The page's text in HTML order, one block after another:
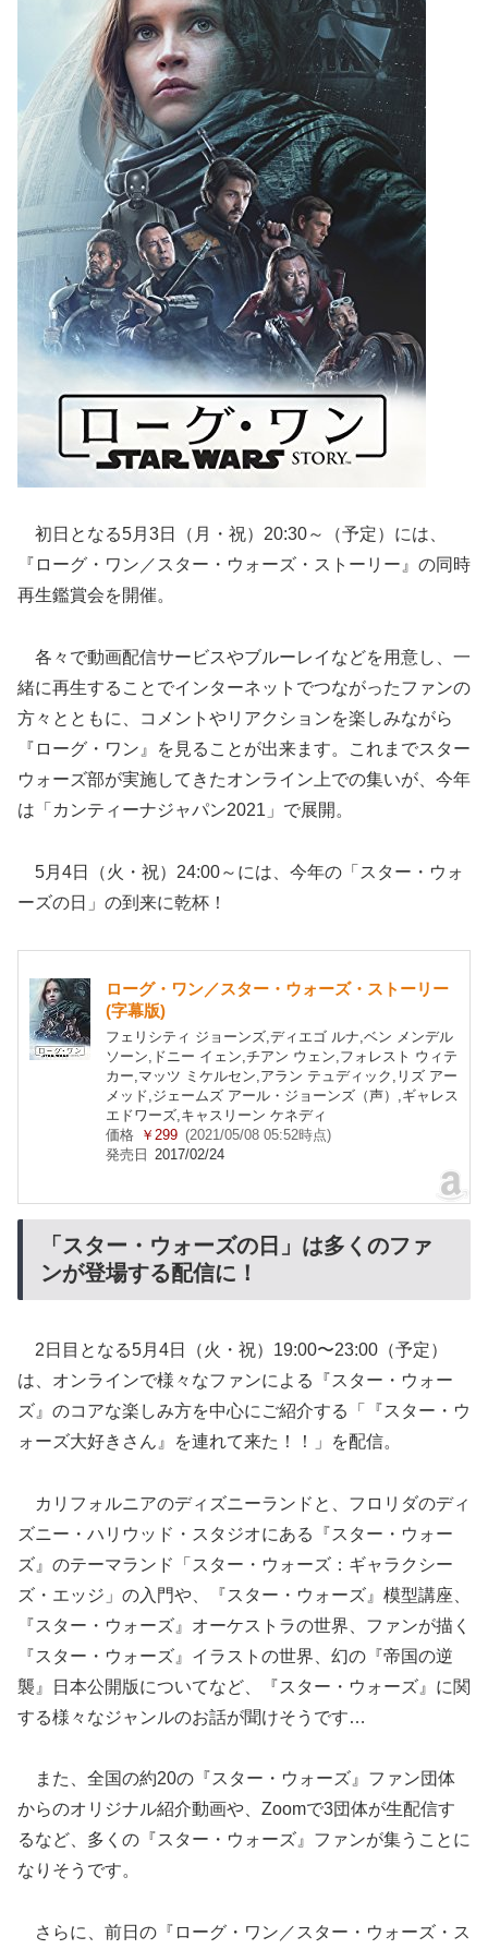
初日となる5月3日（月・祝）20:30～（予定）には、
『ローグ・ワン／スター・ウォーズ・ストーリー』の同時
再生鑑賞会を開催。
各々で動画配信サービスやブルーレイなどを用意し、一
緒に再生することでインターネットでつながったファンの
方々とともに、コメントやリアクションを楽しみながら
『ローグ・ワン』を見ることが出来ます。これまでスター
ウォーズ部が実施してきたオンライン上での集いが、今年
は「カンティーナジャパン2021」で展開。
5月4日（火・祝）24:00～には、今年の「スター・ウォ
ーズの日」の到来に乾杯！
ローグ・ワン／スター・ウォーズ・ストーリー
(字幕版)
フェリシティ ジョーンズ,ディエゴ ルナ,ベン メンデル
ソーン,ドニー イェン,チアン ウェン,フォレスト ウィテ
カー,マッツ ミケルセン,アラン テュディック,リズ アー
メッド,ジェームズ アール・ジョーンズ（声）,ギャレス
エドワーズ,キャスリーン ケネディ
価格
￥299 (2021/05/08 05:52時点)
発売日
2017/02/24
「スター・ウォーズの日」は多くのファ
ンが登場する配信に！
2日目となる5月4日（火・祝）19:00〜23:00（予定）
は、オンラインで様々なファンによる『スター・ウォー
ズ』のコアな楽しみ方を中心にご紹介する「『スター・ウ
ォーズ大好きさん』を連れて来た！！」を配信。
カリフォルニアのディズニーランドと、フロリダのディ
ズニー・ハリウッド・スタジオにある『スター・ウォー
ズ』のテーマランド「スター・ウォーズ：ギャラクシー
ズ・エッジ」の入門や、『スター・ウォーズ』模型講座、
『スター・ウォーズ』オーケストラの世界、ファンが描く
『スター・ウォーズ』イラストの世界、幻の『帝国の逆
襲』日本公開版についてなど、『スター・ウォーズ』に関
する様々なジャンルのお話が聞けそうです…
また、全国の約20の『スター・ウォーズ』ファン団体
からのオリジナル紹介動画や、Zoomで3団体が生配信す
るなど、多くの『スター・ウォーズ』ファンが集うことに
なりそうです。
さらに、前日の『ローグ・ワン／スター・ウォーズ・ス